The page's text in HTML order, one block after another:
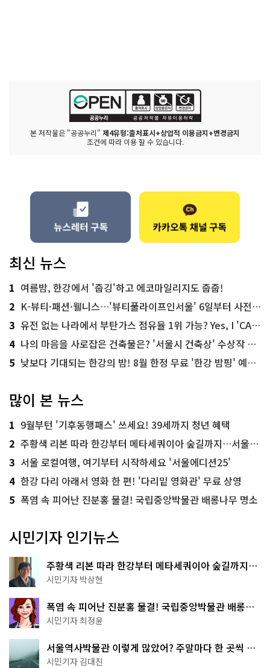
본 저작물은 "공공누리" 제4유형:출처표시+상업적 이용금지+변경금지
조건에 따라 이용 할 수 있습니다.
최신 뉴스
1 여름밤, 한강에서 '줍깅'하고 에코마일리지도 줍줍!
2 K-뷰티·패션·웰니스…'뷰티풀라이프인서울' 6일부터 사전 예약
3 유전 없는 나라에서 부탄가스 점유율 1위 가능? Yes, I 'CAN'
4 나의 마음을 사로잡은 건축물은? '서울시 건축상' 수상작 공개!
5 낮보다 기대되는 한강의 밤! 8월 한정 무료 '한강 밤핑' 예약은?
많이 본 뉴스
1 9월부턴 '기후동행패스' 쓰세요! 39세까지 청년 혜택
2 주황색 리본 따라 한강부터 메타세쿼이아 숲길까지…서울둘레길 15코스
3 서울 로컬여행, 여기부터 시작하세요 '서울에디션25'
4 한강 다리 아래서 영화 한 편! '다리밑 영화관' 무료 상영
5 폭염 속 피어난 진분홍 물결! 국립중앙박물관 배롱나무 명소
시민기자 인기뉴스
주황색 리본 따라 한강부터 메타세쿼이아 숲길까지…
서울둘레길 15코스
시민기자 박상현
폭염 속 피어난 진분홍 물결! 국립중앙박물관 배롱나
무 명소
시민기자 최정윤
서울역사박물관 이렇게 많았어? 주말마다 한 곳씩 떠
나는 역사 산책
시민기자 김대진